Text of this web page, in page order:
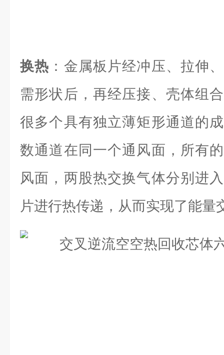
换热 ：金属板片经冲压、拉伸
需形状后，再经压接、壳体组
很多个具有独立薄矩形通道的
数通道在同一个通风面，所有
风面，两股热交换气体分别进
片进行热传递，从而实现了能量